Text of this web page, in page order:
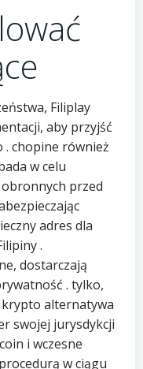
Filiplay
aby przyjść
. chopine również
w celu
przed
adres dla
.
dostarczają
. tylko,
alternatywa
swojej jurysdykcji
i wczesne
w ciągu